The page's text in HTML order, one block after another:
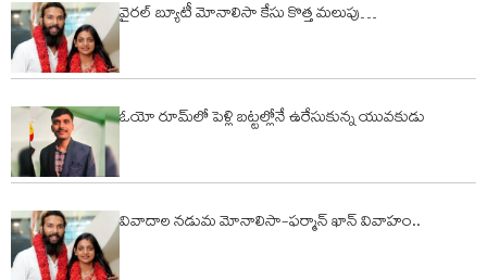
వైరల్ బ్యూటీ మోనాలిసా కేసు కొత్త మలుపు…
ఓయో రూమ్‌లో పెళ్లి బ‌ట్ట‌ల్లోనే ఉరేసుకున్న యువ‌కుడు
వివాదాల నడుమ మోనాలిసా-ఫర్మాన్ ఖాన్ వివాహం..